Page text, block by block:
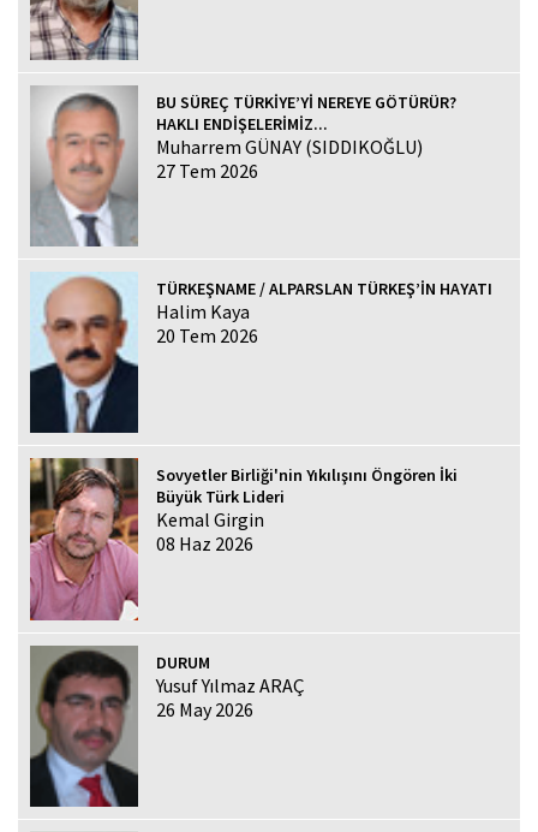
BU SÜREÇ TÜRKİYE’Yİ NEREYE GÖTÜRÜR?
HAKLI ENDİŞELERİMİZ...
Muharrem GÜNAY (SIDDIKOĞLU)
27 Tem 2026
TÜRKEŞNAME / ALPARSLAN TÜRKEŞ’İN HAYATI
Halim Kaya
20 Tem 2026
Sovyetler Birliği'nin Yıkılışını Öngören İki
Büyük Türk Lideri
Kemal Girgin
08 Haz 2026
DURUM
Yusuf Yılmaz ARAÇ
26 May 2026